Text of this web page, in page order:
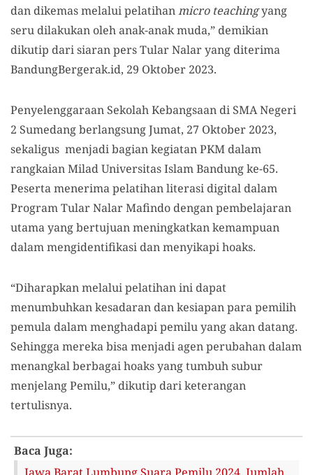
dan dikemas melalui pelatihanmicro teachingyang
seru dilakukan oleh anak-anak muda,” demikian
dikutip dari siaran pers Tular Nalar yang diterima
BandungBergerak.id, 29 Oktober 2023.
Penyelenggaraan Sekolah Kebangsaan di SMA Negeri
2 Sumedang berlangsung Jumat, 27 Oktober 2023,
sekaligus menjadi bagian kegiatan PKM dalam
rangkaian Milad Universitas Islam Bandung ke-65.
Peserta menerima pelatihan literasi digital dalam
Program Tular Nalar Mafindo dengan pembelajaran
utama yang bertujuan meningkatkan kemampuan
dalam mengidentifikasi dan menyikapi hoaks.
“Diharapkan melalui pelatihan ini dapat
menumbuhkan kesadaran dan kesiapan para pemilih
pemula dalam menghadapi pemilu yang akan datang.
Sehingga mereka bisa menjadi agen perubahan dalam
menangkal berbagai hoaks yang tumbuh subur
menjelang Pemilu,” dikutip dari keterangan
tertulisnya.
Baca Juga: